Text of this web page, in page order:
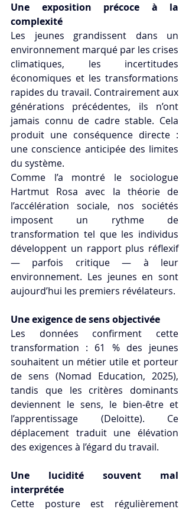
Une exposition précoce à la
complexité
Les jeunes grandissent dans un
environnement marqué par les crises
climatiques, les incertitudes
économiques et les transformations
rapides du travail. Contrairement aux
générations précédentes, ils n’ont
jamais connu de cadre stable. Cela
produit une conséquence directe :
une conscience anticipée des limites
du système.
Comme l’a montré le sociologue
Hartmut Rosa avec la théorie de
l’accélération sociale, nos sociétés
imposent un rythme de
transformation tel que les individus
développent un rapport plus réflexif
— parfois critique — à leur
environnement. Les jeunes en sont
aujourd’hui les premiers révélateurs.
Une exigence de sens objectivée
Les données confirment cette
transformation : 61 % des jeunes
souhaitent un métier utile et porteur
de sens (Nomad Education, 2025),
tandis que les critères dominants
deviennent le sens, le bien-être et
l’apprentissage (Deloitte). Ce
déplacement traduit une élévation
des exigences à l’égard du travail.
Une lucidité souvent mal
interprétée
Cette posture est régulièrement